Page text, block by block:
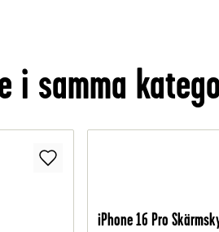
i samma
iPhone 16 Pro